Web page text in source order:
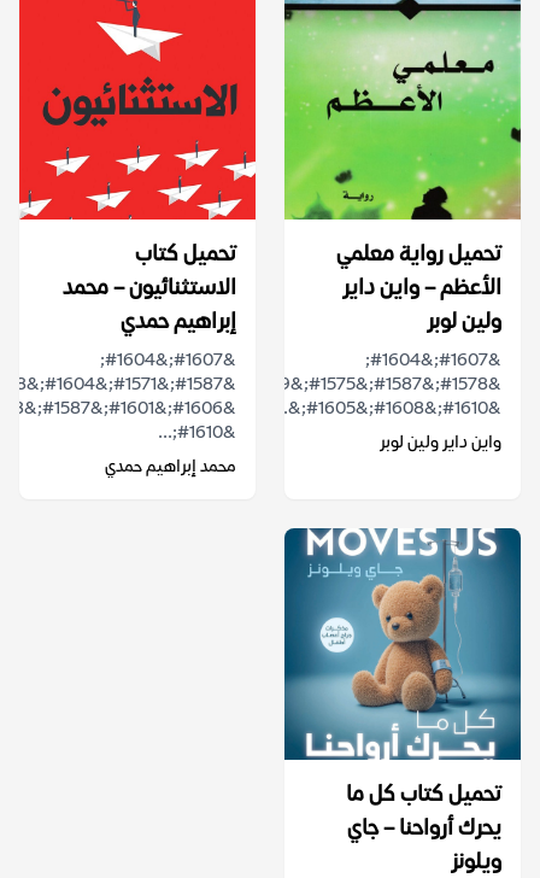
تحميل رواية معلمي
الأعظم – واين داير
ولين لوبر
&#1607;&#1604;
&#1578;&#1587;&#1575;&#1569;&#1604;&#1578;
&#1610;&#1608;&#1605;&...
واين داير ولين لوبر
تحميل كتاب
الاستثنائيون – محمد
إبراهيم حمدي
&#1607;&#1604;
&#1610;...
محمد إبراهيم حمدي
تحميل كتاب كل ما
يحرك أرواحنا – جاي
ويلونز